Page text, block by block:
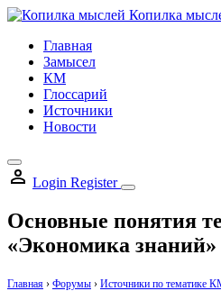
Skip
content
Копилка
Главная
Замысел
КМ
Глоссарий
Источники
Новости
Login Register
Основные понятия
«Экономика знаний»
Главная › Форумы › Источники по тематике